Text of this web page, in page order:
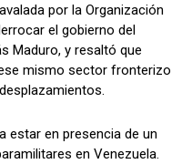
por la Organización
el gobierno del
Maduro, y resaltó que
mismo sector fronterizo
estar en presencia de un
en Venezuela.